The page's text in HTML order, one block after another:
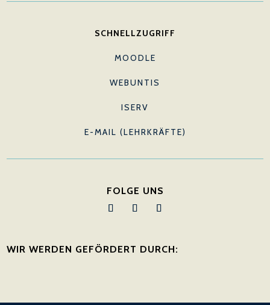
SCHNELLZUGRIFF
MOODLE
WEBUNTIS
ISERV
E-MAIL (LEHRKRÄFTE)
FOLGE UNS
WIR WERDEN GEFÖRDERT DURCH: